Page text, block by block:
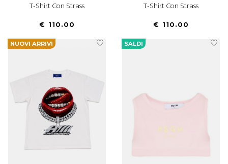
T-Shirt Con Strass
€ 110.00
T-Shirt Con Strass
€ 110.00
NUOVI ARRIVI SALDI